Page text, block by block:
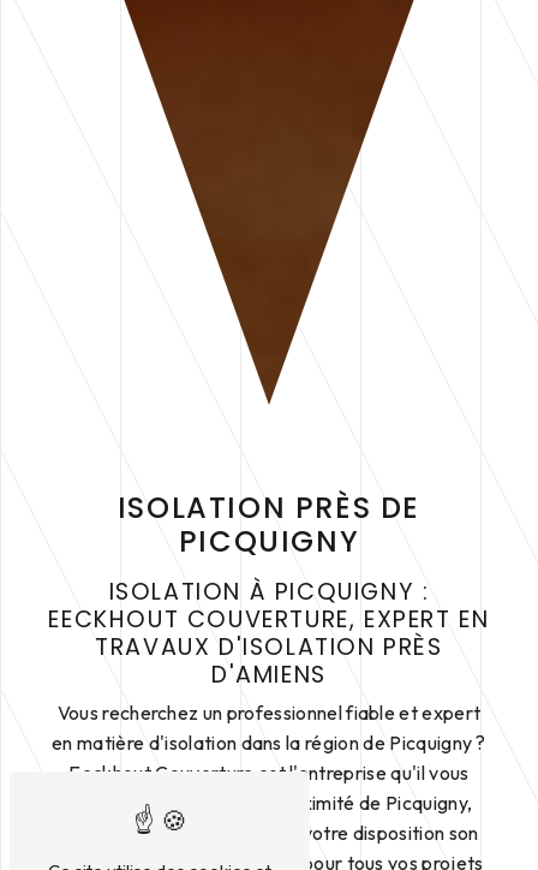
ISOLATION PRÈS DE
PICQUIGNY
ISOLATION À PICQUIGNY :
EECKHOUT COUVERTURE, EXPERT EN
TRAVAUX D'ISOLATION PRÈS
D'AMIENS
Vous recherchez un professionnel fiable et expert
en matière d'isolation dans la région de Picquigny ?
Eeckhout Couverture est l'entreprise qu'il vous
faut. Située à Amiens, à proximité de Picquigny,
Eeckhout Couverture met à votre disposition son
savoir-faire et son expertise pour tous vos projets